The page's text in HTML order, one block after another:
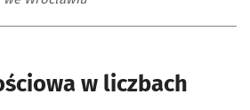
w liczbach